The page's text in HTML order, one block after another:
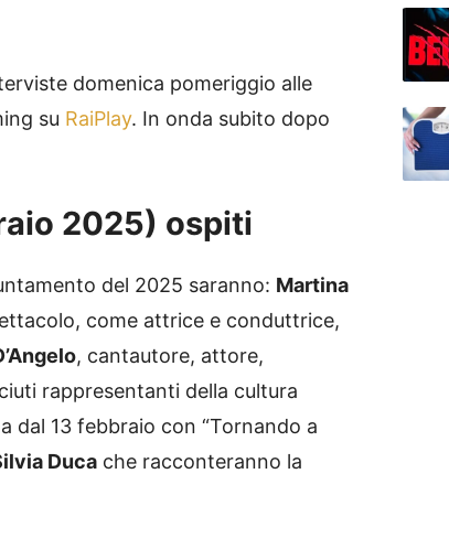
domenica pomeriggio alle
su RaiPlay. In onda subito dopo
2025) ospiti
del 2025 saranno: Martina
come attrice e conduttrice,
, cantautore, attore,
rappresentanti della cultura
dal 13 febbraio con “Tornando a
Duca che racconteranno la